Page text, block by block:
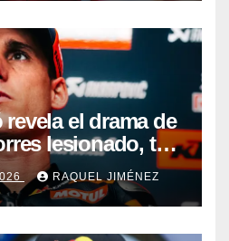
el drama de
lesionado, te
RAQUEL JIMÉNEZ